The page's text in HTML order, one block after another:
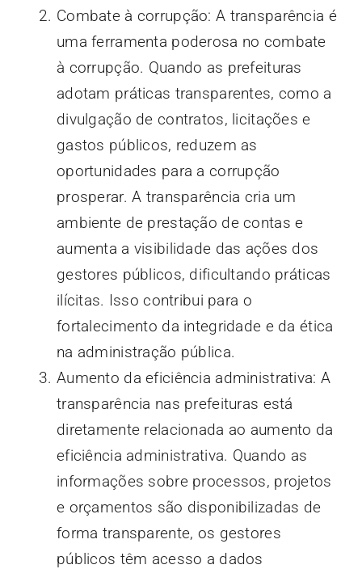
Combate à corrupção: A transparência é
uma ferramenta poderosa no combate
à corrupção. Quando as prefeituras
adotam práticas transparentes, como a
divulgação de contratos, licitações e
gastos públicos, reduzem as
oportunidades para a corrupção
prosperar. A transparência cria um
ambiente de prestação de contas e
aumenta a visibilidade das ações dos
gestores públicos, dificultando práticas
ilícitas. Isso contribui para o
fortalecimento da integridade e da ética
na administração pública.
Aumento da eficiência administrativa: A
transparência nas prefeituras está
diretamente relacionada ao aumento da
eficiência administrativa. Quando as
informações sobre processos, projetos
e orçamentos são disponibilizadas de
forma transparente, os gestores
públicos têm acesso a dados